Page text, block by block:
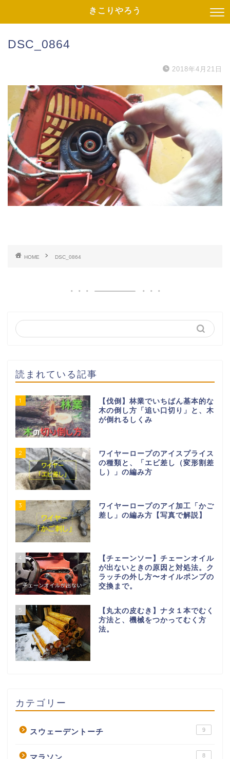
きこりやろう
DSC_0864
2018年4月21日
HOME DSC_0864
読まれている記事
1
【伐倒】林業でいちばん基本的な
木の倒し方「追い口切り」と、木
が倒れるしくみ
2
ワイヤーロープのアイスプライス
の種類と、「エビ差し（変形割差
し）」の編み方
3
ワイヤーロープのアイ加工「かご
差し」の編み方【写真で解説】
4
【チェーンソー】チェーンオイル
が出ないときの原因と対処法。ク
ラッチの外し方〜オイルポンプの
交換まで。
5
【丸太の皮むき】ナタ１本でむく
方法と、機械をつかってむく方
法。
カテゴリー
スウェーデントーチ 9
マラソン 8